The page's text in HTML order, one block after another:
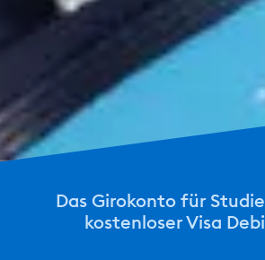
Das Girokonto für
kostenloser Visa